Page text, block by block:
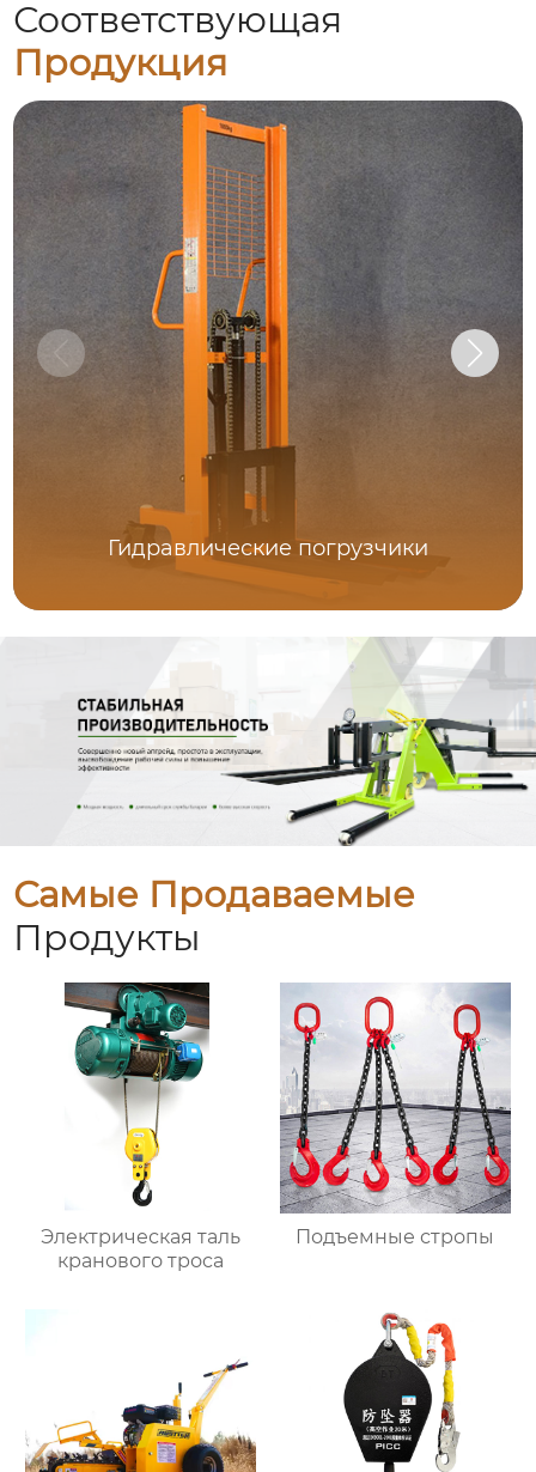
Соответствующая
Продукция
Гидравлические погрузчики
Самые Продаваемые
Продукты
Электрическая таль
кранового троса
Подъемные стропы